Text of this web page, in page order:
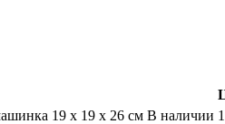
19 x 19 x 26 см В наличии